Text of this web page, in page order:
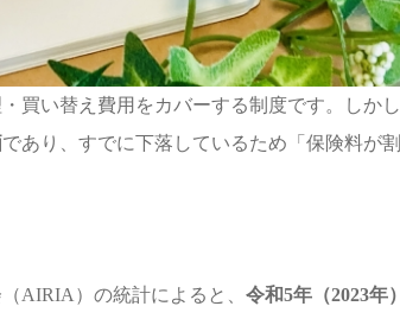
買い替え費用をカバーする制度です。しかし
であり、すでに下落しているため「保険料が割
AIRIA）の統計によると、令和5年（2023年）